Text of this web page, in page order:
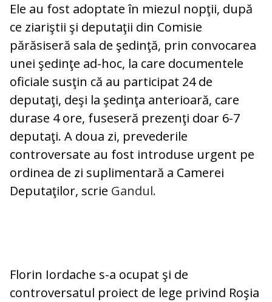
Ele au fost adoptate în miezul nopţii, după
ce ziariştii şi deputaţii din Comisie
părăsiseră sala de şedinţă, prin convocarea
unei şedinţe ad-hoc, la care documentele
oficiale susţin că au participat 24 de
deputaţi, deşi la şedinţa anterioară, care
durase 4 ore, fuseseră prezenţi doar 6-7
deputaţi. A doua zi, prevederile
controversate au fost introduse urgent pe
ordinea de zi suplimentară a Camerei
Deputaţilor, scrie Gandul.
Florin Iordache s-a ocupat şi de
controversatul proiect de lege privind Roşia